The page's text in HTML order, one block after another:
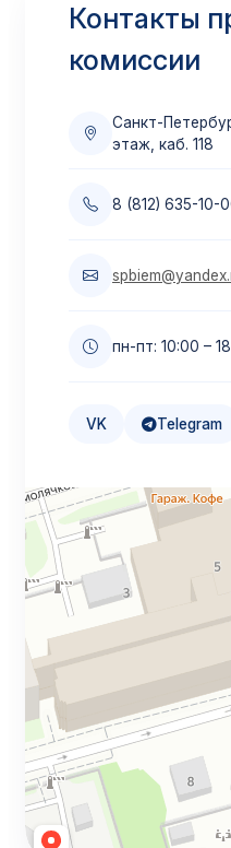
Приём по
Подробнее →
Материнский
Верните до 13%
Подробнее →
Дистанционное
Контакты
комиссии
Санкт-
этаж, каб. 118
8 (812) 635-10-
пн-пт: 10:00 –
VK Telegram